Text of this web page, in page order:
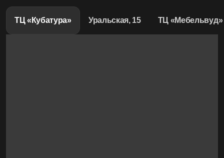
ТЦ «Кубатура» Уральская, 15 ТЦ «Мебельвуд»